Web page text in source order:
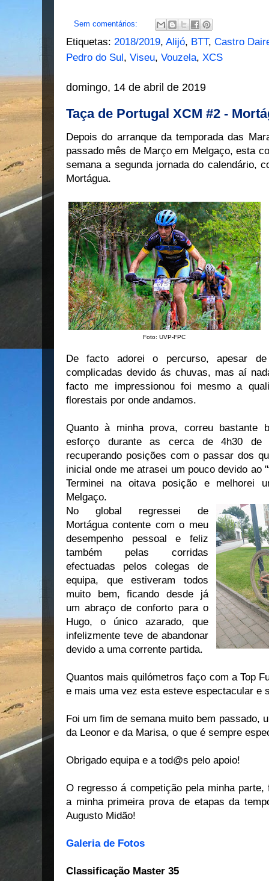
Sem comentários:
Etiquetas: 2018/2019, Alijó, BTT, Castro
Pedro do Sul, Viseu, Vouzela, XCS
domingo, 14 de abril de 2019
Taça de Portugal XCM #2 -
Depois do arranque da temporada das
passado mês de Março em Melgaço, esta
semana a segunda jornada do calendário,
Mortágua.
Foto: UVP-FPC
De facto adorei o percurso, apesar
complicadas devido ás chuvas, mas aí
facto me impressionou foi mesmo a
florestais por onde andamos.
Quanto à minha prova, correu bastante
esforço durante as cerca de 4h30
recuperando posições com o passar dos
inicial onde me atrasei um pouco devido ao
Terminei na oitava posição e melhorei
Melgaço.
No global regressei de
Mortágua contente com o meu
desempenho pessoal e feliz
também pelas corridas
efectuadas pelos colegas de
equipa, que estiveram todos
muito bem, ficando desde já
um abraço de conforto para o
Hugo, o único azarado, que
infelizmente teve de abandonar
devido a uma corrente partida.
Quantos mais quilómetros faço com a Top
e mais uma vez esta esteve espectacular e
Foi um fim de semana muito bem passado,
da Leonor e da Marisa, o que é sempre
Obrigado equipa e a tod@s pelo apoio!
O regresso á competição pela minha
a minha primeira prova de etapas da
Augusto Midão!
Galeria de Fotos
Classificação Master 35